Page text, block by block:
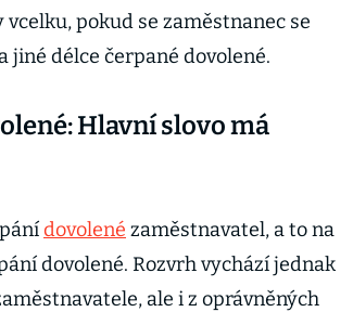
pokud se zaměstnanec se
jiné délce čerpané dovolené.
Hlavní slovo má
dovolené zaměstnavatel, a to na
dovolené. Rozvrh vychází jednak
ale i z oprávněných